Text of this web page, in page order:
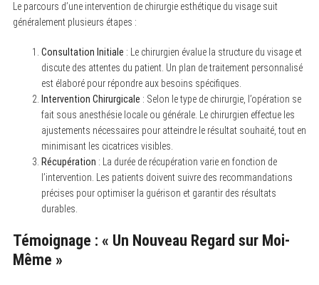
Le parcours d’une intervention de chirurgie esthétique du visage suit
généralement plusieurs étapes :
Consultation Initiale : Le chirurgien évalue la structure du visage et
discute des attentes du patient. Un plan de traitement personnalisé
est élaboré pour répondre aux besoins spécifiques.
Intervention Chirurgicale : Selon le type de chirurgie, l’opération se
fait sous anesthésie locale ou générale. Le chirurgien effectue les
ajustements nécessaires pour atteindre le résultat souhaité, tout en
minimisant les cicatrices visibles.
Récupération : La durée de récupération varie en fonction de
l’intervention. Les patients doivent suivre des recommandations
précises pour optimiser la guérison et garantir des résultats
durables.
Témoignage : « Un Nouveau Regard sur Moi-
Même »